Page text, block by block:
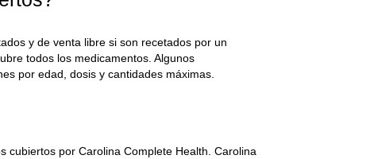
y de venta libre si son recetados por un
todos los medicamentos. Algunos
por edad, dosis y cantidades máximas.
cubiertos por Carolina Complete Health. Carolina